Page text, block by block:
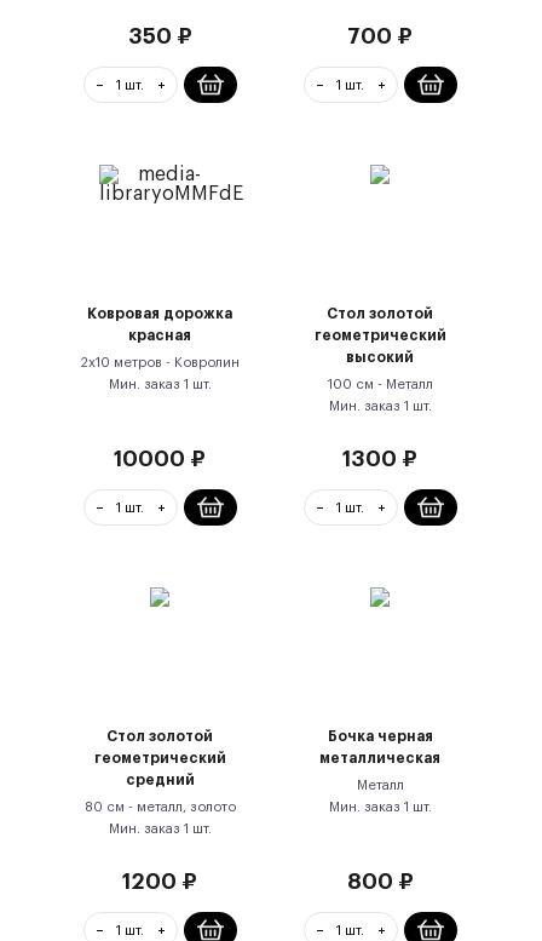
350 ₽ 700 ₽
Ковровая дорожка
красная
2х10 метров - Ковролин
Мин. заказ 1 шт.
10000 ₽
Стол золотой
геометрический
высокий
100 см - Металл
Мин. заказ 1 шт.
1300 ₽
Стол золотой
геометрический
средний
80 см - металл, золото
Мин. заказ 1 шт.
1200 ₽
Бочка черная
металлическая
Металл
Мин. заказ 1 шт.
800 ₽